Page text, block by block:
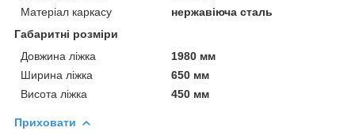
Матеріал каркасу
нержавіюча сталь
Габаритні розміри
Довжина ліжка
1980 мм
Ширина ліжка
650 мм
Висота ліжка
450 мм
Приховати